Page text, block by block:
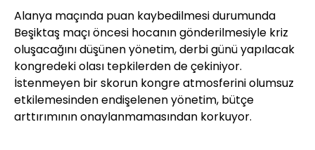
Alanya maçında puan kaybedilmesi durumunda
Beşiktaş maçı öncesi hocanın gönderilmesiyle kriz
oluşacağını düşünen yönetim, derbi günü yapılacak
kongredeki olası tepkilerden de çekiniyor.
İstenmeyen bir skorun kongre atmosferini olumsuz
etkilemesinden endişelenen yönetim, bütçe
arttırımının onaylanmamasından korkuyor.